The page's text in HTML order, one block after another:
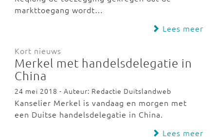
markttoegang wordt…
Lees meer
Kort nieuws
Merkel met handelsdelegatie in
China
24 mei 2018 - Auteur: Redactie Duitslandweb
Kanselier Merkel is vandaag en morgen met
een Duitse handelsdelegatie in China.
Lees meer